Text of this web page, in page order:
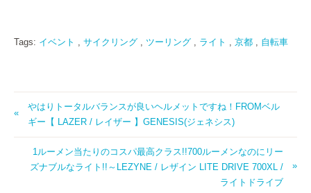
Tags: イベント サイクリング ツーリング ライト 京都 自転車
やはりトータルバランスが良いヘルメットですね！FROMベル
ギー【 LAZER / レイザー 】GENESIS(ジェネシス)
1ルーメン当たりのコスパ最高クラス!!700ルーメンなのにリー
ズナブルなライト!!～LEZYNE / レザイン LITE DRIVE 700XL /
ライトドライブ